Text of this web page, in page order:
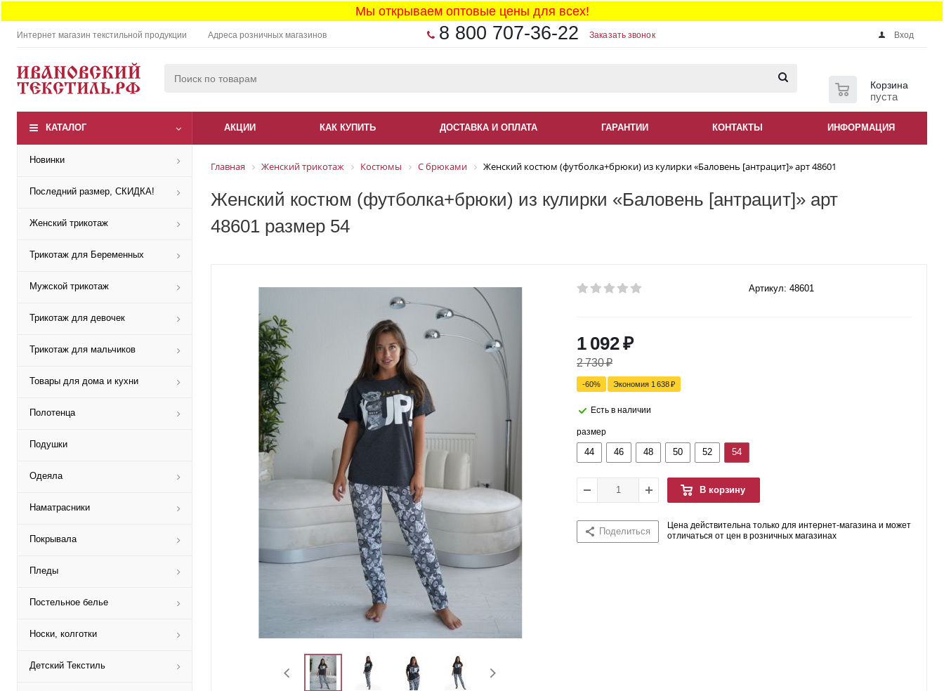
Мы открываем оптовые цены для всех!
Интернет магазин текстильной продукции Адреса розничных магазинов 8 800 707-36-22 Заказать звонок Вход
Корзина
пуста
КАТАЛОГ АКЦИИ КАК КУПИТЬ ДОСТАВКА И ОПЛАТА ГАРАНТИИ КОНТАКТЫ ИНФОРМАЦИЯ
Новинки
Последний размер, СКИДКА!
Женский трикотаж
Трикотаж для Беременных
Мужской трикотаж
Трикотаж для девочек
Трикотаж для мальчиков
Товары для дома и кухни
Полотенца
Подушки
Одеяла
Наматрасники
Покрывала
Пледы
Постельное белье
Носки, колготки
Детский Текстиль
Главная Женский трикотаж Костюмы С брюками Женский костюм (футболка+брюки) из кулирки «Баловень [антрацит]» арт 48601
Женский костюм (футболка+брюки) из кулирки «Баловень [антрацит]» арт
48601 размер 54
Артикул: 48601
1 092₽
2 730₽
-60% Экономия 1 638₽
Есть в наличии
размер
44 46 48 50 52 54
В корзину
Поделиться
Цена действительна только для интернет-магазина и может
отличаться от цен в розничных магазинах